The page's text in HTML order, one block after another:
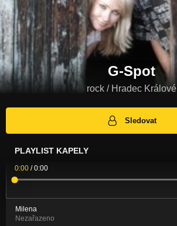
G-Spot
rock / Hradec Králové
Sledovat
PLAYLIST KAPELY
0:00 /0:00
Milena
Nezařazeno